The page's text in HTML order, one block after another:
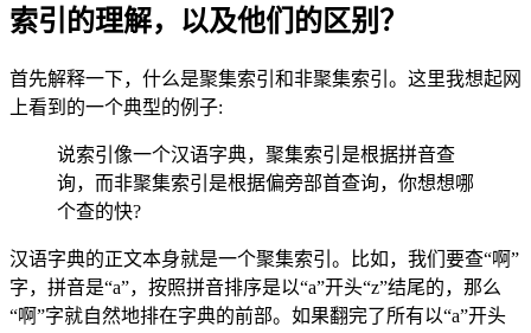
索引的理解，以及他们的区别？
首先解释一下，什么是聚集索引和非聚集索引。这里我想起网
上看到的一个典型的例子:
说索引像一个汉语字典，聚集索引是根据拼音查
询，而非聚集索引是根据偏旁部首查询，你想想哪
个查的快?
汉语字典的正文本身就是一个聚集索引。比如，我们要查“啊”
字，拼音是“a”，按照拼音排序是以“a”开头“z”结尾的，那么
“啊”字就自然地排在字典的前部。如果翻完了所有以“a”开头